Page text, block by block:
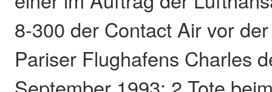
8-300 der Contact Air vor
Pariser Flughafens Charles